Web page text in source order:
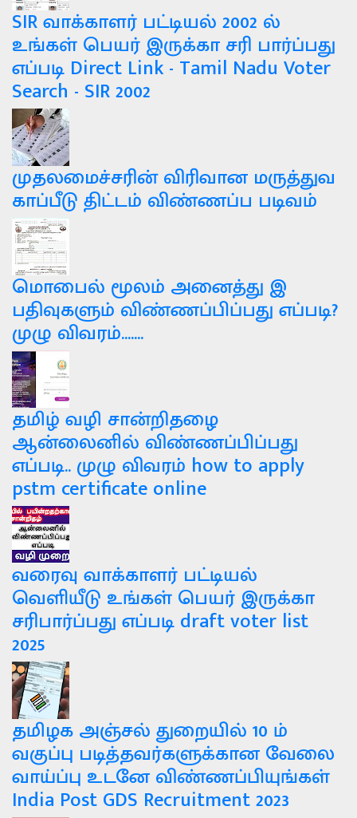
SIR வாக்காளர் பட்டியல் 2002 ல்
உங்கள் பெயர் இருக்கா சரி பார்ப்பது
எப்படி Direct Link - Tamil Nadu Voter
Search - SIR 2002
முதலமைச்சரின் விரிவான மருத்துவ
காப்பீடு திட்டம் விண்ணப்ப படிவம்
மொபைல் மூலம் அனைத்து இ
பதிவுகளும் விண்ணப்பிப்பது எப்படி?
முழு விவரம்.......
தமிழ் வழி சான்றிதழை
ஆன்லைனில் விண்ணப்பிப்பது
எப்படி.. முழு விவரம் how to apply
pstm certificate online
வரைவு வாக்காளர் பட்டியல்
வெளியீடு உங்கள் பெயர் இருக்கா
சரிபார்ப்பது எப்படி draft voter list
2025
தமிழக அஞ்சல் துறையில் 10 ம்
வகுப்பு படித்தவர்களுக்கான வேலை
வாய்ப்பு உடனே விண்ணப்பியுங்கள்
India Post GDS Recruitment 2023